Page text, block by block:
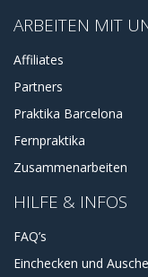
ARBEITEN MIT
Affiliates
Partners
Praktika Barcelona
Fernpraktika
Zusammenarbeiten
HILFE & INFOS
FAQ’s
Einchecken und